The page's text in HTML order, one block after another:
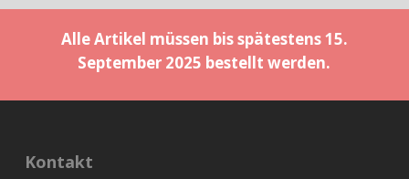
Alle Artikel müssen bis spätestens 15.
September 2025 bestellt werden.
Kontakt